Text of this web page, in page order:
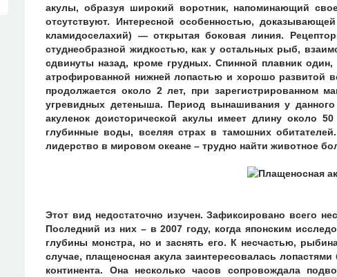
акулы, образуя широкий воротник, напоминающий
отсутствуют. Интересной особенностью,
кламидоселахий) — открытая боковая линия.
студнеобразной жидкостью, как у остальных рыб,
сдвинуты назад, кроме грудных. Спинной плавник
атрофированной нижней лопастью и хорошо развитой
продолжается около 2 лет, при зарегистрированном
угревидных детеныша. Период вынашивания у
акуленок доисторической акулы имеет длину около
глубинные воды, вселяя страх в тамошних
лидерство в мировом океане – трудно найти животное
Этот вид недостаточно изучен. Зафиксировано всего
Последний из них – в 2007 году, когда японским
глубины монстра, но и заснять его. К несчастью,
случае, плащеносная акула заинтересовалась
континента. Она несколько часов сопровождала